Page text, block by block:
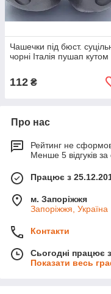
Чашечки під бюст.
чорні Італія пушап кутом
112 ₴
Про нас
Рейтинг не
Менше 5 відгуків за
Працює з
м. Запоріжжя
Запоріжжя, Україна
Контакти
Сьогодні працює
Показати весь